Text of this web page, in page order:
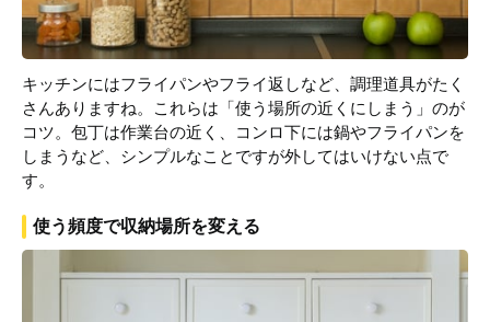
キッチンにはフライパンやフライ返しなど、調理道具がたく
さんありますね。これらは「使う場所の近くにしまう」のが
コツ。包丁は作業台の近く、コンロ下には鍋やフライパンを
しまうなど、シンプルなことですが外してはいけない点で
す。
使う頻度で収納場所を変える